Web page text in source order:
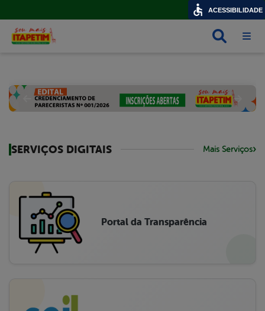
SERVIÇOS DIGITAIS Mais Serviços
Portal da Transparência
ACESSIBILIDADE